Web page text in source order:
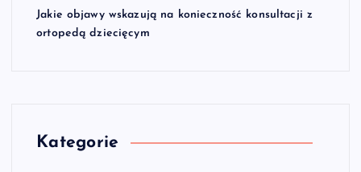
Jakie objawy wskazują na konieczność konsultacji z
ortopedą dziecięcym
Kategorie